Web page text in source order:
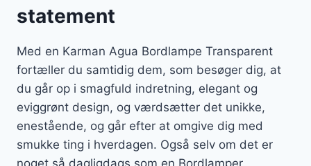
statement
Med en Karman Agua Bordlampe Transparent
fortæller du samtidig dem, som besøger dig, at
du går op i smagfuld indretning, elegant og
eviggrønt design, og værdsætter det unikke,
enestående, og går efter at omgive dig med
smukke ting i hverdagen. Også selv om det er